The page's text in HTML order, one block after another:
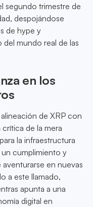
segundo trimestre de
despojándose
de hype y
mundo real de las
en los
de XRP con
de la mera
la infraestructura
cumplimiento y
en nuevas
a este llamado,
apunta a una
digital en